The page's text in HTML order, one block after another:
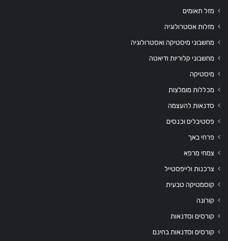
מזל תאומים
מזלות אסטרולוגיה
מחשבוני מיסטיקה ואסטרולוגיה
מחשבוני קלוריות ודיאטה
מיסטיקה
מכללות מומלצות
סדנאות להעצמה
פסטיבלים וכנסים
פרחי באך
צמחי מרפא
צרכנות ולייפסטייל
קוסמטיקה טבעית
קורונה
קורסים וסדנאות
קורסים וסדנאות בחינם